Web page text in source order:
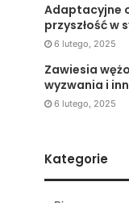
Adaptacyjne
przyszłość w
6 lutego, 2025
Zawiesia
wyzwania i
6 lutego, 2025
Kategorie